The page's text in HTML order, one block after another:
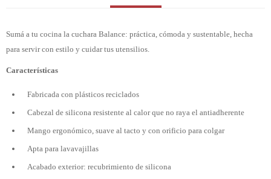
Sumá a tu cocina la cuchara Balance: práctica, cómoda y sustentable, hecha
para servir con estilo y cuidar tus utensilios.
Características
Fabricada con plásticos reciclados
Cabezal de silicona resistente al calor que no raya el antiadherente
Mango ergonómico, suave al tacto y con orificio para colgar
Apta para lavavajillas
Acabado exterior: recubrimiento de silicona